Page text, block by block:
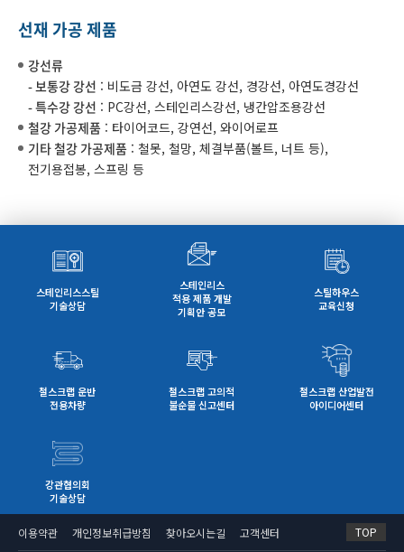
선재 가공 제품
강선류
- 보통강 강선 : 비도금 강선, 아연도 강선, 경강선, 아연도경강선
- 특수강 강선 : PC강선, 스테인리스강선, 냉간압조용강선
철강 가공제품 : 타이어코드, 강연선, 와이어로프
기타 철강 가공제품 : 철못, 철망, 체결부품(볼트, 너트 등),
전기용접봉, 스프링 등
스테인리스스틸
기술상담
스테인리스
적용 제품 개발
기획안 공모
스틸하우스
교육신청
철스크랩 운반
전용차량
철스크랩 고의적
불순물 신고센터
철스크랩 산업발전
아이디어센터
강관협의회
기술상담
이용약관 개인정보취급방침 찾아오시는길 고객센터 TOP